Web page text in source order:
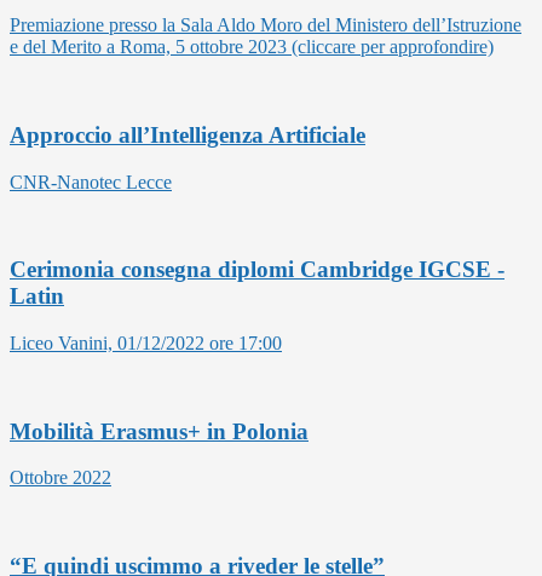
Premiazione presso la Sala Aldo Moro del Ministero dell’Istruzione
e del Merito a Roma, 5 ottobre 2023 (cliccare per approfondire)
Approccio all’Intelligenza Artificiale
CNR-Nanotec Lecce
Cerimonia consegna diplomi Cambridge IGCSE -
Latin
Liceo Vanini, 01/12/2022 ore 17:00
Mobilità Erasmus+ in Polonia
Ottobre 2022
“E quindi uscimmo a riveder le stelle”